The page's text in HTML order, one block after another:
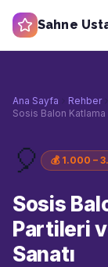
Sahne
Ana Sayfa
Rehber
Sosis Balon
🎈 💰 1.000 –
Sosis
Partileri
Sanatı